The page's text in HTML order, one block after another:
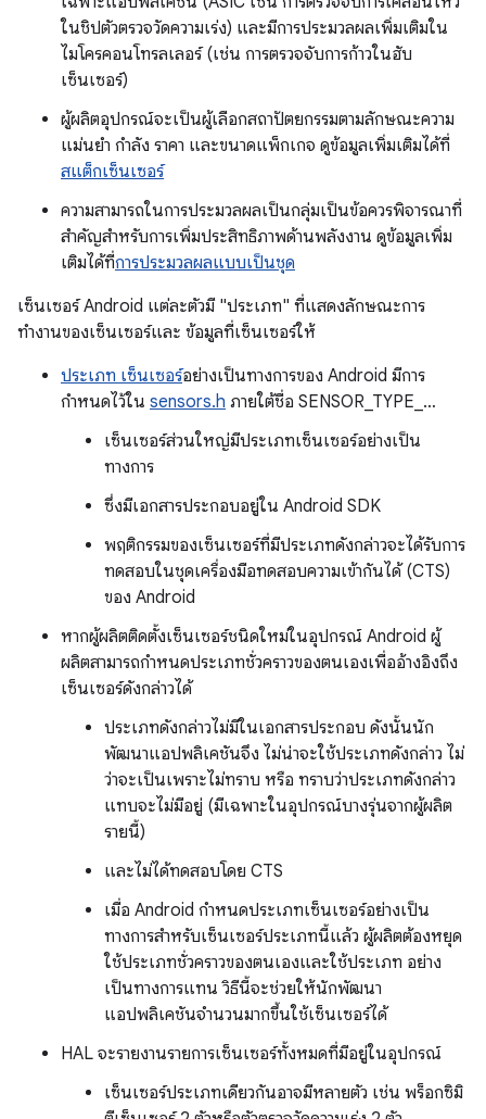
ในชิปตัวตรวจวัดความเร่ง) และมีการประมวลผลเพิ่มเติมใน
ไมโครคอนโทรลเลอร์ (เช่น การตรวจจับการก้าวในฮับ
เซ็นเซอร์)
ผู้ผลิตอุปกรณ์จะเป็นผู้เลือกสถาปัตยกรรมตามลักษณะความ
แม่นยำ กำลัง ราคา และขนาดแพ็กเกจ ดูข้อมูลเพิ่มเติมได้ที่
สแต็กเซ็นเซอร์
ความสามารถในการประมวลผลเป็นกลุ่มเป็นข้อควรพิจารณาที่
สำคัญสำหรับการเพิ่มประสิทธิภาพด้านพลังงาน ดูข้อมูลเพิ่ม
เติมได้ที่การประมวลผลแบบเป็นชุด
เซ็นเซอร์ Android แต่ละตัวมี "ประเภท" ที่แสดงลักษณะการ
ทำงานของเซ็นเซอร์และ ข้อมูลที่เซ็นเซอร์ให้
ประเภท เซ็นเซอร์อย่างเป็นทางการของ Android มีการ
กำหนดไว้ใน sensors.h ภายใต้ชื่อ SENSOR_TYPE_…
เซ็นเซอร์ส่วนใหญ่มีประเภทเซ็นเซอร์อย่างเป็น
ทางการ
ซึ่งมีเอกสารประกอบอยู่ใน Android SDK
พฤติกรรมของเซ็นเซอร์ที่มีประเภทดังกล่าวจะได้รับการ
ทดสอบในชุดเครื่องมือทดสอบความเข้ากันได้ (CTS)
ของ Android
หากผู้ผลิตติดตั้งเซ็นเซอร์ชนิดใหม่ในอุปกรณ์ Android ผู้
ผลิตสามารถกำหนดประเภทชั่วคราวของตนเองเพื่ออ้างอิงถึง
เซ็นเซอร์ดังกล่าวได้
ประเภทดังกล่าวไม่มีในเอกสารประกอบ ดังนั้นนัก
พัฒนาแอปพลิเคชันจึง ไม่น่าจะใช้ประเภทดังกล่าว ไม่
ว่าจะเป็นเพราะไม่ทราบ หรือ ทราบว่าประเภทดังกล่าว
แทบจะไม่มีอยู่ (มีเฉพาะในอุปกรณ์บางรุ่นจากผู้ผลิต
รายนี้)
และไม่ได้ทดสอบโดย CTS
เมื่อ Android กำหนดประเภทเซ็นเซอร์อย่างเป็น
ทางการสำหรับเซ็นเซอร์ประเภทนี้แล้ว ผู้ผลิตต้องหยุด
ใช้ประเภทชั่วคราวของตนเองและใช้ประเภท อย่าง
เป็นทางการแทน วิธีนี้จะช่วยให้นักพัฒนา
แอปพลิเคชันจำนวนมากขึ้นใช้เซ็นเซอร์ได้
HAL จะรายงานรายการเซ็นเซอร์ทั้งหมดที่มีอยู่ในอุปกรณ์
เซ็นเซอร์ประเภทเดียวกันอาจมีหลายตัว เช่น พร็อกซิมิ